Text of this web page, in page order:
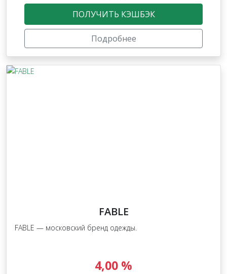
ПОЛУЧИТЬ КЭШБЭК
Подробнее
FABLE
FABLE — московский бренд одежды.
4,00 %